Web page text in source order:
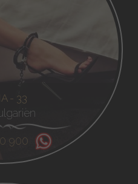
- 33
900